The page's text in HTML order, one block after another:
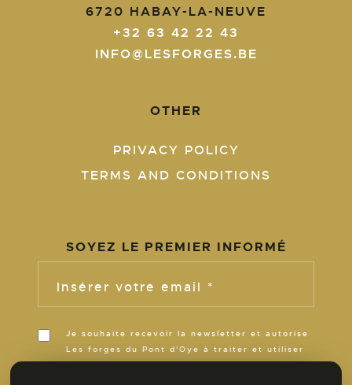
6720 HABAY-LA-NEUVE
+32 63 42 22 43
INFO@LESFORGES.BE
OTHER
PRIVACY POLICY
TERMS AND CONDITIONS
SOYEZ LE PREMIER INFORMÉ
Insérer votre email *
Je souhaite recevoir la newsletter et autorise
Les forges du Pont d'Oye à traiter et utiliser
ces informations pour m’informer de son